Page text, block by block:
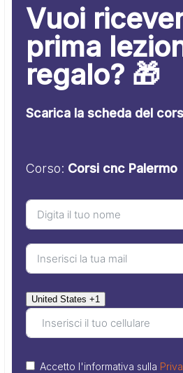
Vuoi
prima
regalo? 🎁
Scarica la scheda del
Corso: Corsi cnc Palermo
United States +1
Accetto l'informativa sulla